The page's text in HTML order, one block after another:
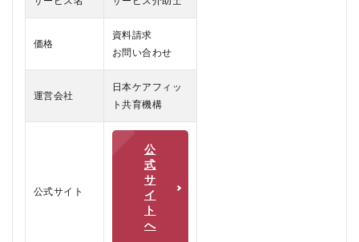
ス
助
を
る
価格
資料請求
お問い合わせ
運営会社
日本ケアフィッ
ト共育機構
公式サイト
公
式
サ
イ
ト
へ